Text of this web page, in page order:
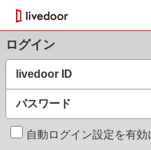
ログイン
livedoor ID
パスワード
自動ログイン設定を有効